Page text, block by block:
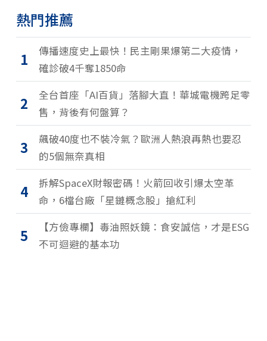
熱門推薦
1
傳播速度史上最快！民主剛果爆第二大疫情，
確診破4千奪1850命
2
全台首座「AI百貨」落腳大直！華城電機跨足零
售，背後有何盤算？
3
飆破40度也不裝冷氣？歐洲人熱浪再熱也要忍
的5個無奈真相
4
拆解SpaceX財報密碼！火箭回收引爆太空革
命，6檔台廠「星鏈概念股」搶紅利
5
【方儉專欄】毒油照妖鏡：食安誠信，才是ESG
不可迴避的基本功